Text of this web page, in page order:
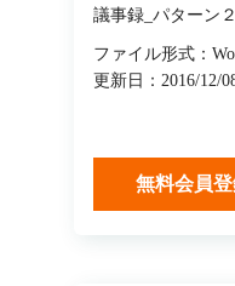
議事録_パターン
ファイル形式：
更新日：2016/12/
無料会員